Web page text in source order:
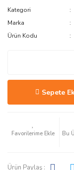
Kategori
Marka
Ürün Kodu
Sepete
Bu
Ürün Paylaş :